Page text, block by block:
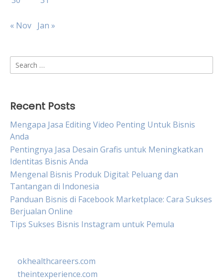
« Nov Jan »
Search
for:
Recent Posts
Mengapa Jasa Editing Video Penting Untuk Bisnis
Anda
Pentingnya Jasa Desain Grafis untuk Meningkatkan
Identitas Bisnis Anda
Mengenal Bisnis Produk Digital: Peluang dan
Tantangan di Indonesia
Panduan Bisnis di Facebook Marketplace: Cara Sukses
Berjualan Online
Tips Sukses Bisnis Instagram untuk Pemula
okhealthcareers.com
theintexperience.com